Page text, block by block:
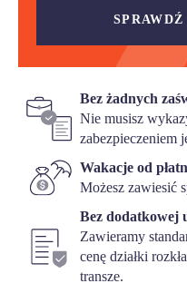
Bez żadnych
Nie musisz
zabezpieczeniem
Wakacje od
Możesz zawiesić
Bez dodatkowej
Zawieramy
cenę działki
transze.